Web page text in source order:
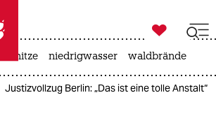
taz zahl ich
taz zahl ich

taz zahl ich
hitze niedrigwasser waldbrände
Justizvollzug Berlin: „Das ist eine tolle Anstalt“